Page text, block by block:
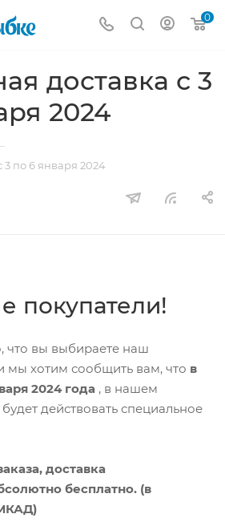
0
доставка с 3
2024
3 по 6 января 2024
покупатели!
что вы выбираете наш
мы хотим сообщить вам, что в
2024 года , в нашем
действовать специальное
доставка
бесплатно. (в